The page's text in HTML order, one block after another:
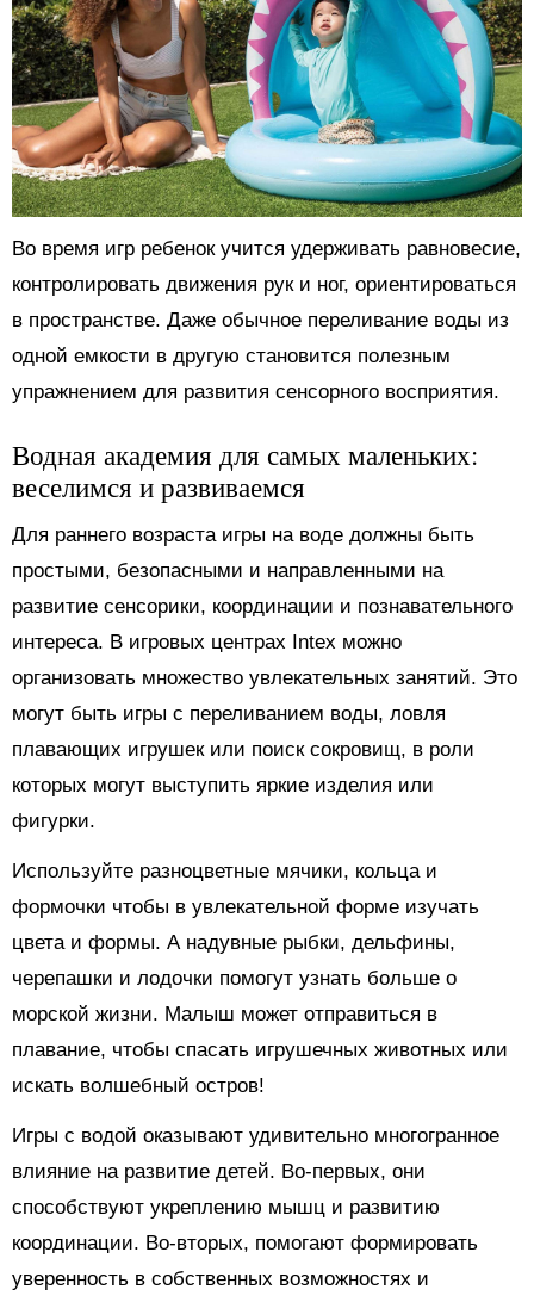
Во время игр ребенок учится удерживать равновесие,
контролировать движения рук и ног, ориентироваться
в пространстве. Даже обычное переливание воды из
одной емкости в другую становится полезным
упражнением для развития сенсорного восприятия.
Водная академия для самых маленьких:
веселимся и развиваемся
Для раннего возраста игры на воде должны быть
простыми, безопасными и направленными на
развитие сенсорики, координации и познавательного
интереса. В игровых центрах Intex можно
организовать множество увлекательных занятий. Это
могут быть игры с переливанием воды, ловля
плавающих игрушек или поиск сокровищ, в роли
которых могут выступить яркие изделия или
фигурки.
Используйте разноцветные мячики, кольца и
формочки чтобы в увлекательной форме изучать
цвета и формы. А надувные рыбки, дельфины,
черепашки и лодочки помогут узнать больше о
морской жизни. Малыш может отправиться в
плавание, чтобы спасать игрушечных животных или
искать волшебный остров!
Игры с водой оказывают удивительно многогранное
влияние на развитие детей. Во-первых, они
способствуют укреплению мышц и развитию
координации. Во-вторых, помогают формировать
уверенность в собственных возможностях и